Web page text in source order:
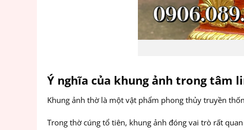
Ý nghĩa của khung ảnh trong tâm
Khung ảnh thờ là một vật phẩm phong thủy truyền
Trong thờ cúng tổ tiên, khung ảnh đóng vai trò rất